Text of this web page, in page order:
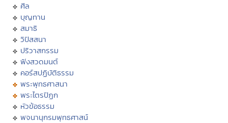
ศีล
บุญทาน
สมาธิ
วิปัสสนา
ปริวาสกรรม
ฟังสวดมนต์
คอร์สปฏิบัติธรรม
พระพุทธศาสนา
พระไตรปิฏก
หัวข้อธรรม
พจนานุกรมพุทธศาสน์